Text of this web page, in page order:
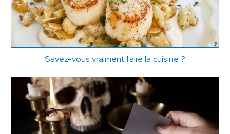
Savez-vous vraiment faire la cuisine ?